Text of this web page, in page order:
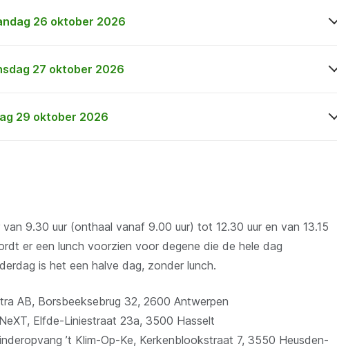
26 oktober 2026
27 oktober 2026
29 oktober 2026
9.30 uur (onthaal vanaf 9.00 uur) tot 12.30 uur en van 13.15
er een lunch voorzien voor degene die de hele dag
is het een halve dag, zonder lunch.
AB, Borsbeeksebrug 32, 2600 Antwerpen
Elfde-Liniestraat 23a, 3500 Hasselt
’t Klim-Op-Ke, Kerkenblookstraat 7, 3550 Heusden-